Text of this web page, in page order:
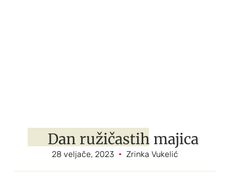
Dan ružičastih majica
28 veljače, 2023 Zrinka Vukelić